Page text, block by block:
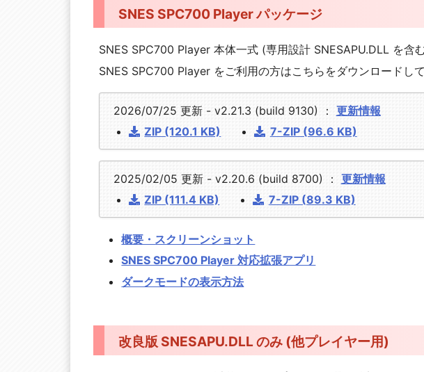
SNES SPC700 Player パッケージ
SNES SPC700 Player 本体一式 (専用設計 SNESAPU.DLL を含
SNES SPC700 Player をご利用の方はこちらをダウンロードして
2026/07/25 更新 - v2.21.3 (build 9130) ： 更新情報
ZIP (120.1 KB)
7-ZIP (96.6 KB)
2025/02/05 更新 - v2.20.6 (build 8700) ： 更新情報
ZIP (111.4 KB)
7-ZIP (89.3 KB)
概要・スクリーンショット
SNES SPC700 Player 対応拡張アプリ
ダークモードの表示方法
改良版 SNESAPU.DLL のみ (他プレイヤー用)